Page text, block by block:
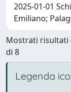
2025-01-01
Emiliano;
Mostrati risultati
di 8
Legenda